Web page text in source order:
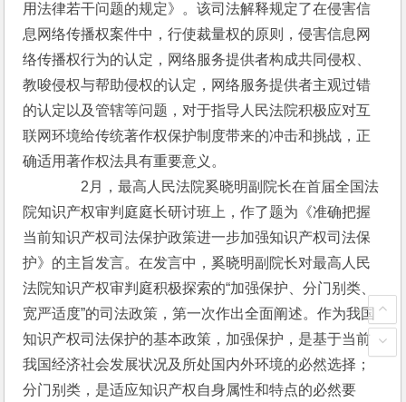
用法律若干问题的规定》。该司法解释规定了在侵害信
息网络传播权案件中，行使裁量权的原则，侵害信息网
络传播权行为的认定，网络服务提供者构成共同侵权、
教唆侵权与帮助侵权的认定，网络服务提供者主观过错
的认定以及管辖等问题，对于指导人民法院积极应对互
联网环境给传统著作权保护制度带来的冲击和挑战，正
确适用著作权法具有重要意义。
2月，最高人民法院奚晓明副院长在首届全国法
院知识产权审判庭庭长研讨班上，作了题为《准确把握
当前知识产权司法保护政策进一步加强知识产权司法保
护》的主旨发言。在发言中，奚晓明副院长对最高人民
法院知识产权审判庭积极探索的“加强保护、分门别类、
宽严适度”的司法政策，第一次作出全面阐述。作为我国
知识产权司法保护的基本政策，加强保护，是基于当前
我国经济社会发展状况及所处国内外环境的必然选择；
分门别类，是适应知识产权自身属性和特点的必然要